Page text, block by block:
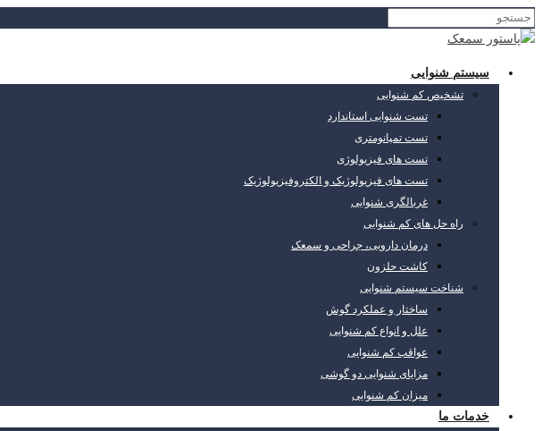
سیستم شنوایی
تشخیص کم شنوایی
تست شنوایی استاندارد
تست تمپانومتری
تست های فیزیولوژی
تست های فیزیولوژیک و الکتروفیزیولوژیک
غربالگری شنوایی
راه حل های کم شنوایی
درمان دارویی، جراحی و سمعک
کاشت حلزون
شناخت سیستم شنوایی
ساختار و عملکرد گوش
علل و انواع کم شنوایی
عواقب کم شنوایی
مزایای شنوایی دو گوشی
میزان کم شنوایی
خدمات ما